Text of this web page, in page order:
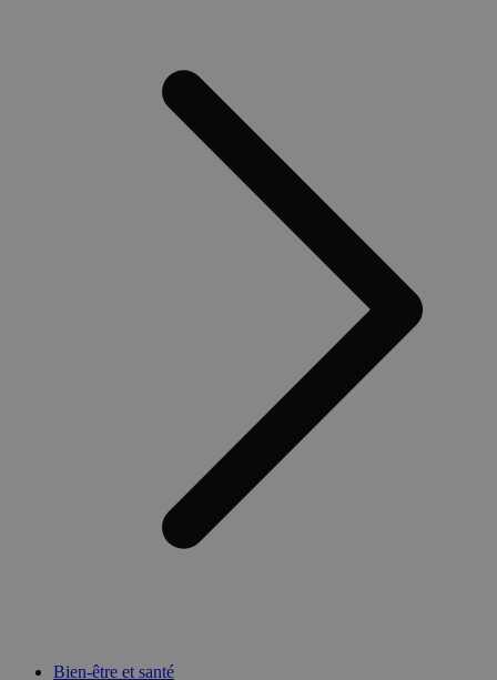
Bien-être et santé